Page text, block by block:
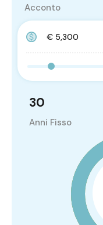
Acconto
30
Anni Fisso